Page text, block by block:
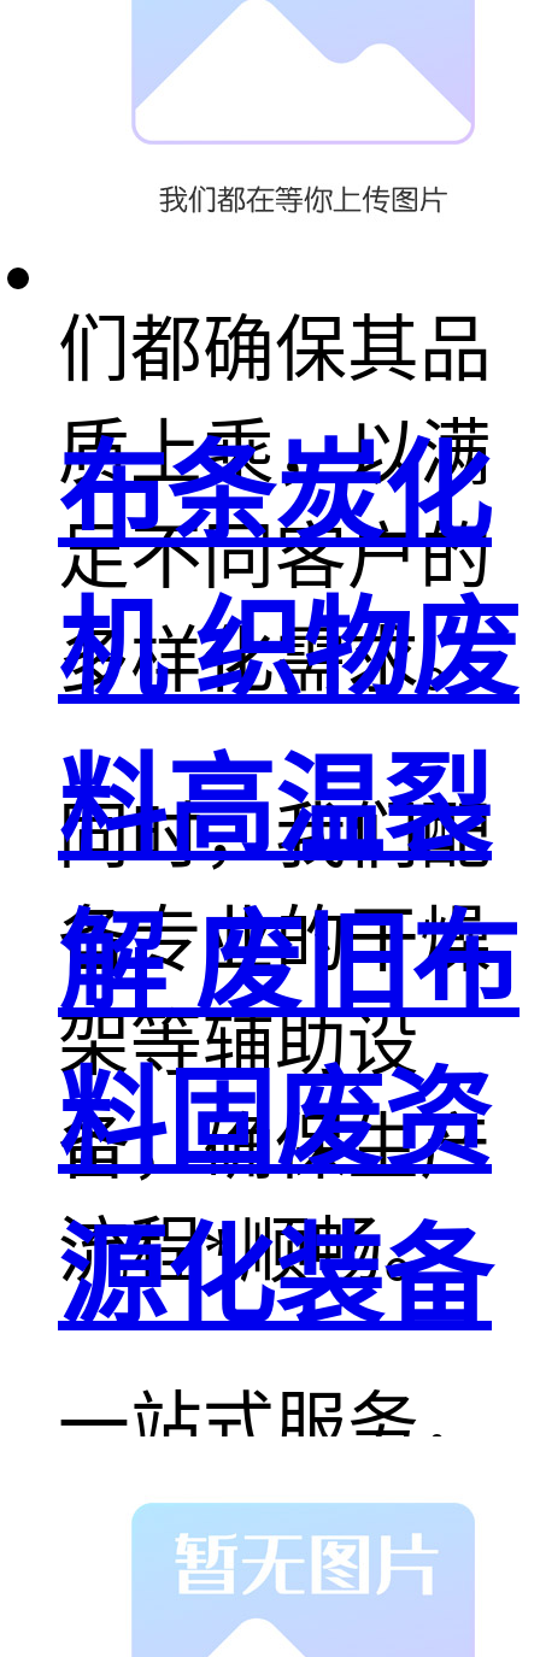
剂、不干胶材
料，还是特种
们都确保其品
质上乘，以满
足不同客户的
多样化需求。
同时，我们配
备专业的干燥
架等辅助设
备，确保生产
流程*顺畅。
一站式服务，
解决客户后顾
布条炭化
机 织物废
料高温裂
解 废旧布
料固废资
源化装备